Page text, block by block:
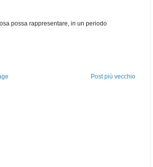
possa rappresentare, in un periodo
Post più vecchio